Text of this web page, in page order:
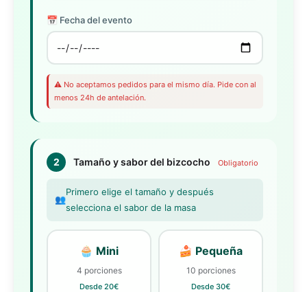
📅 Fecha del evento
⚠️ No aceptamos pedidos para el mismo día. Pide con al
menos 24h de antelación.
2 Tamaño y sabor del bizcocho Obligatorio
👥
Primero elige el tamaño y después
selecciona el sabor de la masa
🧁 Mini
4 porciones
Desde 20€
🍰 Pequeña
10 porciones
Desde 30€